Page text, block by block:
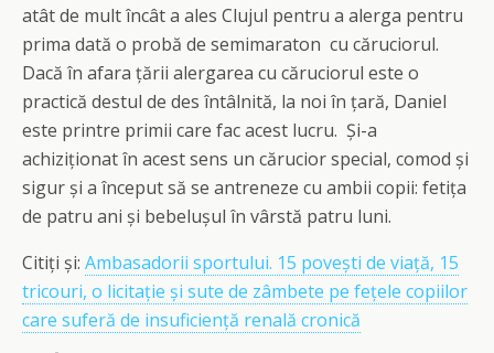
atât de mult încât a ales Clujul pentru a alerga pentru
prima dată o probă de semimaraton cu căruciorul.
Dacă în afara țării alergarea cu căruciorul este o
practică destul de des întâlnită, la noi în țară, Daniel
este printre primii care fac acest lucru. Și-a
achiziționat în acest sens un cărucior special, comod și
sigur și a început să se antreneze cu ambii copii: fetița
de patru ani și bebelușul în vârstă patru luni.
Citiți și: Ambasadorii sportului. 15 povești de viață, 15
tricouri, o licitație și sute de zâmbete pe fețele copiilor
care suferă de insuficiență renală cronică